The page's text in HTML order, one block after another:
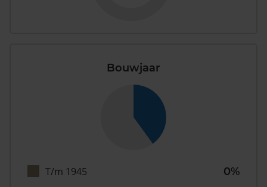
Bouwjaar
T/m 1945
0%